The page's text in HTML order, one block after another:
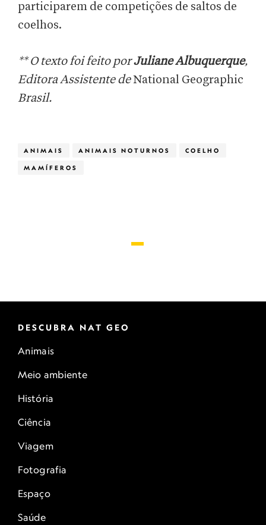
participarem de competições de saltos de
coelhos.
** O texto foi feito porJuliane Albuquerque,
Editora Assistente deNational Geographic
Brasil.
ANIMAIS ANIMAIS NOTURNOS COELHO
MAMÍFEROS
DESCUBRA NAT GEO
Animais
Meio ambiente
História
Ciência
Viagem
Fotografia
Espaço
Saúde